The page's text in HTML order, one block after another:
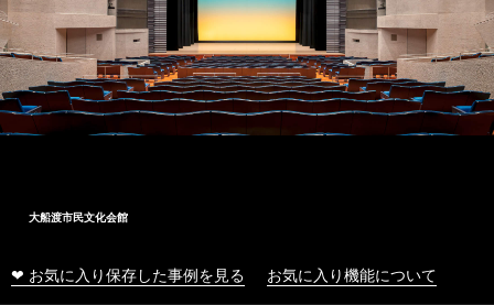
大船渡市民文化会館
❤ お気に入り保存した事例を見る お気に入り機能について